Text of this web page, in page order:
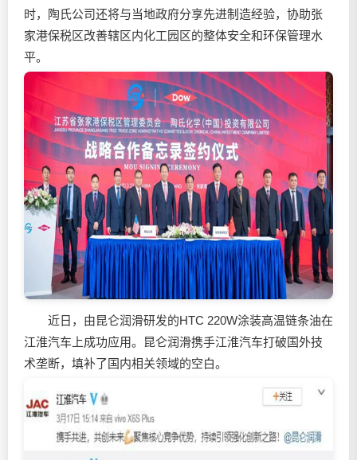
时，陶氏公司还将与当地政府分享先进制造经验，协助张
家港保税区改善辖区内化工园区的整体安全和环保管理水
平。
近日，由昆仑润滑研发的HTC 220W涂装高温链条油在
江淮汽车上成功应用。昆仑润滑携手江淮汽车打破国外技
术垄断，填补了国内相关领域的空白。